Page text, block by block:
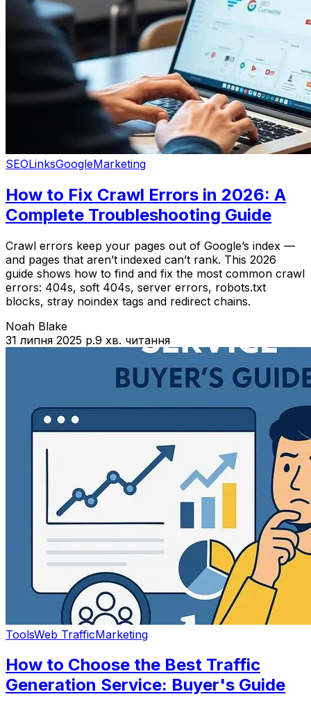
SEOLinksGoogleMarketing
How to Fix Crawl Errors in 2026: A
Complete Troubleshooting Guide
Crawl errors keep your pages out of Google’s index —
and pages that aren’t indexed can’t rank. This 2026
guide shows how to find and fix the most common crawl
errors: 404s, soft 404s, server errors, robots.txt
blocks, stray noindex tags and redirect chains.
Noah Blake
31 липня 2025 р.9 хв. читання
ToolsWeb TrafficMarketing
How to Choose the Best Traffic
Generation Service: Buyer's Guide